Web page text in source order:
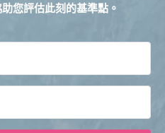
您評估此刻的基準點。